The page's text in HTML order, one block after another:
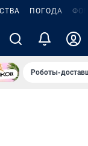
ПОГОДА
Роботы-